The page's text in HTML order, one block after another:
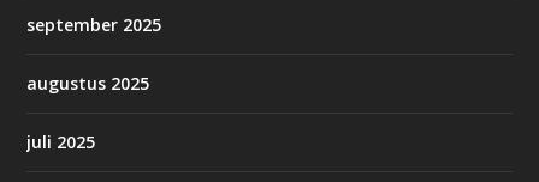
september 2025
augustus 2025
juli 2025